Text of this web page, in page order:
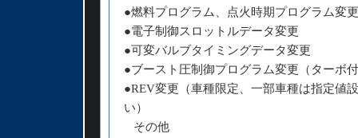
●燃料プログラム、点火時期プログラム変更
●電子制御スロットルデータ変更
●可変バルブタイミングデータ変更
●ブースト圧制御プログラム変更（ターボ
●REV変更（車種限定、一部車種は指定値
い）
その他